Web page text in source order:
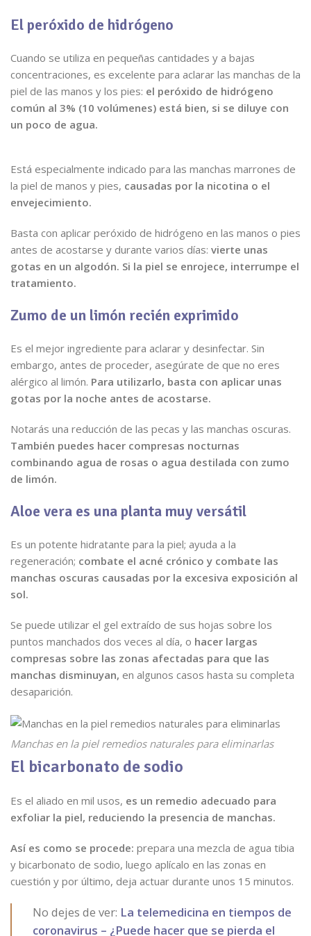
El peróxido de hidrógeno
Cuando se utiliza en pequeñas cantidades y a bajas
concentraciones, es excelente para aclarar las manchas de la
piel de las manos y los pies: el peróxido de hidrógeno
común al 3% (10 volúmenes) está bien, si se diluye con
un poco de agua.
Está especialmente indicado para las manchas marrones de
la piel de manos y pies, causadas por la nicotina o el
envejecimiento.
Basta con aplicar peróxido de hidrógeno en las manos o pies
antes de acostarse y durante varios días: vierte unas
gotas en un algodón. Si la piel se enrojece, interrumpe el
tratamiento.
Zumo de un limón recién exprimido
Es el mejor ingrediente para aclarar y desinfectar. Sin
embargo, antes de proceder, asegúrate de que no eres
alérgico al limón. Para utilizarlo, basta con aplicar unas
gotas por la noche antes de acostarse.
Notarás una reducción de las pecas y las manchas oscuras.
También puedes hacer compresas nocturnas
combinando agua de rosas o agua destilada con zumo
de limón.
Aloe vera es una planta muy versátil
Es un potente hidratante para la piel; ayuda a la
regeneración; combate el acné crónico y combate las
manchas oscuras causadas por la excesiva exposición al
sol.
Se puede utilizar el gel extraído de sus hojas sobre los
puntos manchados dos veces al día, o hacer largas
compresas sobre las zonas afectadas para que las
manchas disminuyan, en algunos casos hasta su completa
desaparición.
Manchas en la piel remedios naturales para eliminarlas
El bicarbonato de sodio
Es el aliado en mil usos, es un remedio adecuado para
exfoliar la piel, reduciendo la presencia de manchas.
Así es como se procede: prepara una mezcla de agua tibia
y bicarbonato de sodio, luego aplícalo en las zonas en
cuestión y por último, deja actuar durante unos 15 minutos.
No dejes de ver: La telemedicina en tiempos de
coronavirus – ¿Puede hacer que se pierda el